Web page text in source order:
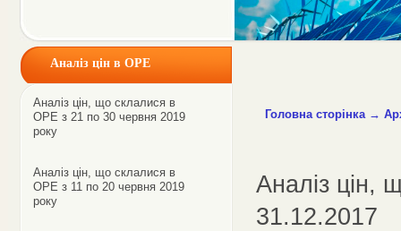
Аналіз цін в ОРЕ
Аналіз цін, що склалися в
ОРЕ з 21 по 30 червня 2019
року
Аналіз цін, що склалися в
ОРЕ з 11 по 20 червня 2019
року
Головна сторінка→
Аналіз цін,
31.12.2017